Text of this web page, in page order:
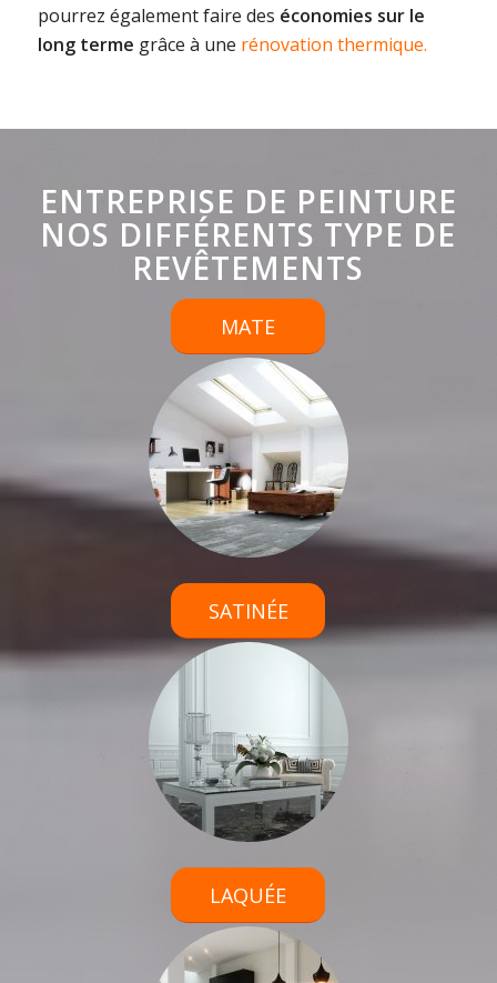
pourrez également faire des économies sur le
long terme grâce à une rénovation thermique.
ENTREPRISE DE PEINTURE
NOS DIFFÉRENTS TYPE DE
REVÊTEMENTS
MATE
SATINÉE
LAQUÉE